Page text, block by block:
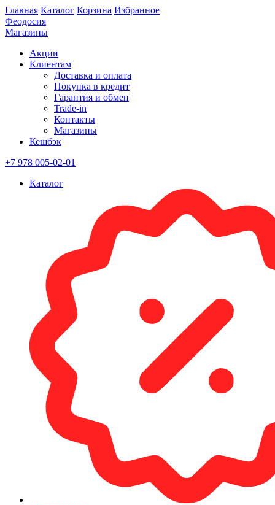
Главная Каталог Корзина Избранное
Феодосия
Магазины
Акции
Клиентам
Доставка и оплата
Покупка в кредит
Гарантия и обмен
Trade-in
Контакты
Магазины
Кешбэк
+7 978 005-02-01
Каталог